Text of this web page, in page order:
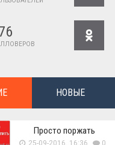
НОВЫЕ
Просто поржать
25-09-2016, 16:36 0